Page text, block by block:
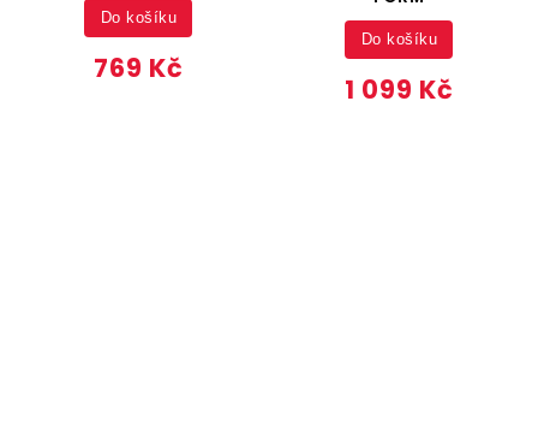
769 Kč
Do košíku
1 099 Kč
Do košíku